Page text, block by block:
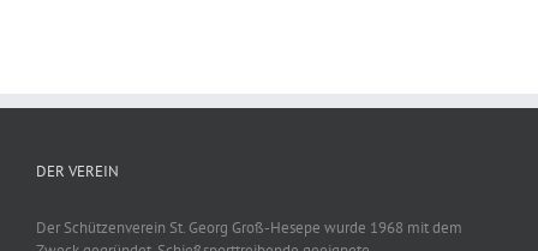
DER VEREIN
Der Schützenverein St. Georg Groß-Hesepe wurde 1968 mit dem